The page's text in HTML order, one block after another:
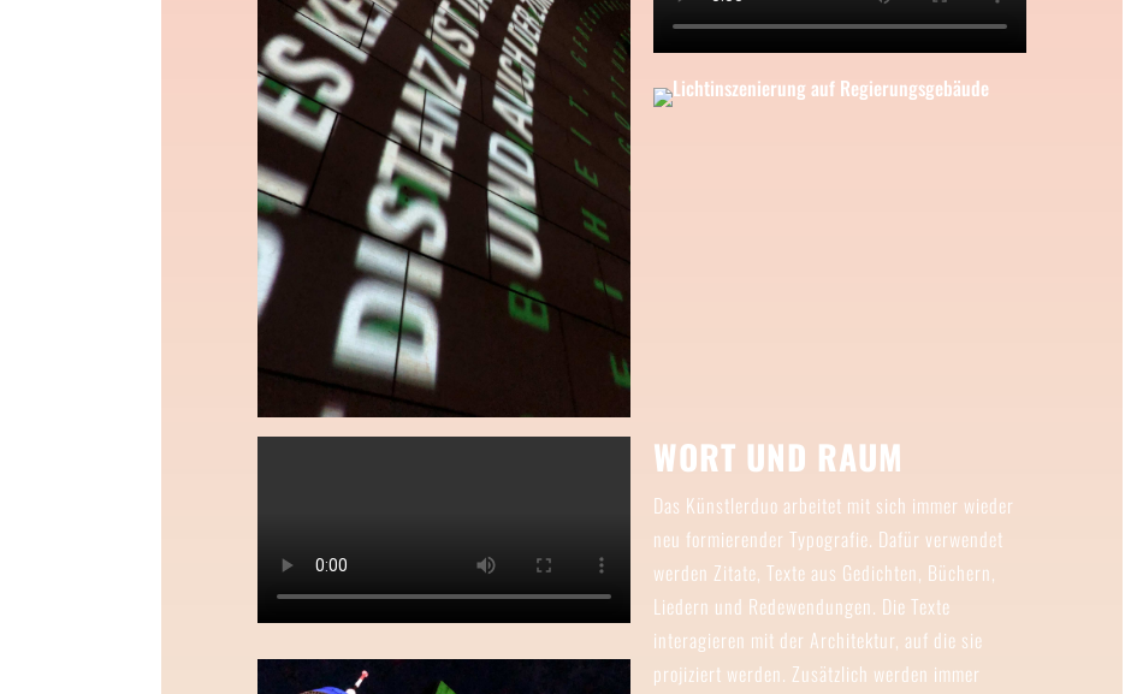
WORT UND RAUM
Das Künstlerduo arbeitet mit sich immer wieder
neu formierender Typografie. Dafür verwendet
werden Zitate, Texte aus Gedichten, Büchern,
Liedern und Redewendungen. Die Texte
interagieren mit der Architektur, auf die sie
projiziert werden. Zusätzlich werden immer